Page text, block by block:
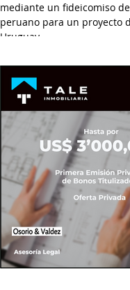
mediante un fideicomiso
peruano para un proyecto
Uruguay.